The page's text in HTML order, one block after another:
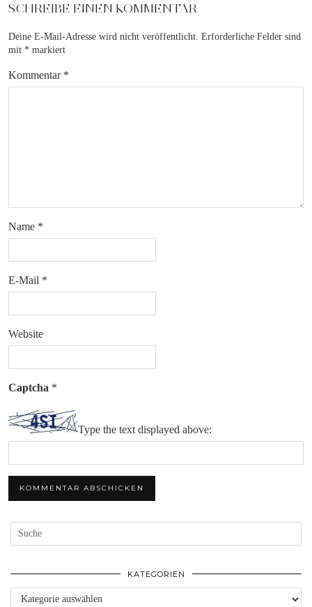
SCHREIBE EINEN KOMMENTAR
Deine E-Mail-Adresse wird nicht veröffentlicht. Erforderliche Felder sind
mit * markiert
Kommentar *
Name *
E-Mail *
Website
Captcha *
Type the text displayed above:
KATEGORIEN
Kategorien